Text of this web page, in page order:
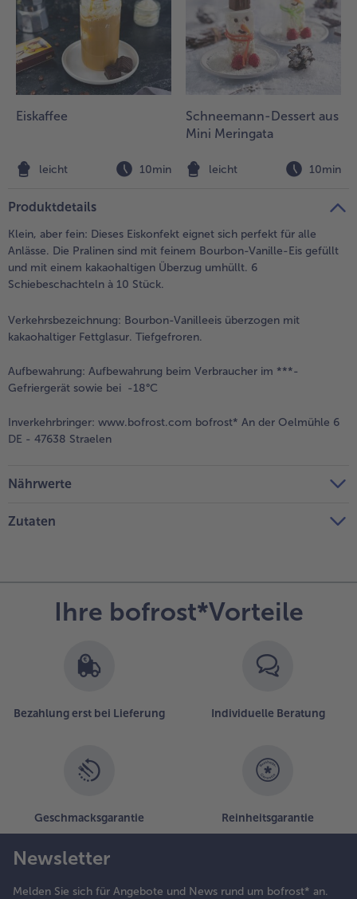
Eiskaffee
leicht 10min
Schneemann-Dessert aus
Mini Meringata
leicht 10min
Produktdetails
Klein, aber fein: Dieses Eiskonfekt eignet sich perfekt für alle
Anlässe. Die Pralinen sind mit feinem Bourbon-Vanille-Eis gefüllt
und mit einem kakaohaltigen Überzug umhüllt. 6
Schiebeschachteln à 10 Stück.
Verkehrsbezeichnung: Bourbon-Vanilleeis überzogen mit
kakaohaltiger Fettglasur. Tiefgefroren.
Aufbewahrung: Aufbewahrung beim Verbraucher im ***-
Gefriergerät sowie bei -18°C
Inverkehrbringer: www.bofrost.com bofrost* An der Oelmühle 6
DE - 47638 Straelen
Nährwerte
Zutaten
Ihre bofrost*Vorteile
Bezahlung erst bei Lieferung Individuelle Beratung
Geschmacksgarantie Reinheitsgarantie
Newsletter
Melden Sie sich für Angebote und News rund um bofrost* an.